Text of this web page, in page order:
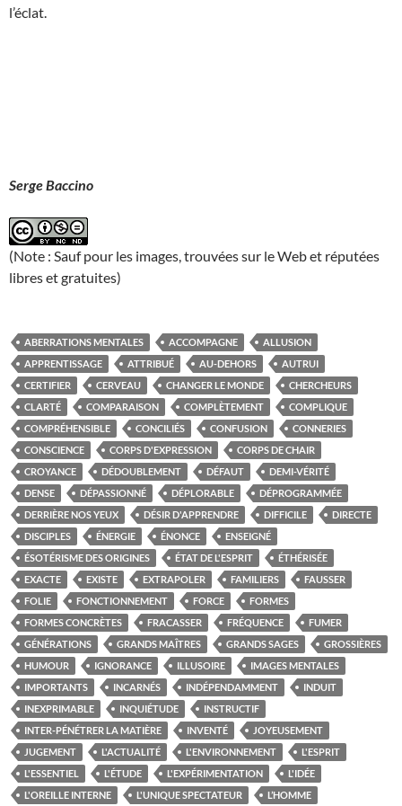
l’éclat.
Serge Baccino
(Note : Sauf pour les images, trouvées sur le Web et réputées
libres et gratuites)
ABERRATIONS MENTALES ACCOMPAGNE
ALLUSION
APPRENTISSAGE
ATTRIBUÉ AU-DEHORS
AUTRUI
CERTIFIER
CERVEAU CHANGER LE MONDE
CHERCHEURS
CLARTÉ
COMPARAISON COMPLÈTEMENT
COMPLIQUE
COMPRÉHENSIBLE
CONCILIÉS CONFUSION
CONNERIES
CONSCIENCE
CORPS D'EXPRESSION
CORPS DE CHAIR
CROYANCE
DÉDOUBLEMENT DÉFAUT
DEMI-VÉRITÉ
DENSE
DÉPASSIONNÉ DÉPLORABLE
DÉPROGRAMMÉE
DERRIÈRE NOS YEUX
DÉSIR D'APPRENDRE DIFFICILE
DIRECTE
DISCIPLES
ÉNERGIE ÉNONCE
ENSEIGNÉ
ÉSOTÉRISME DES ORIGINES
ÉTAT DE L'ESPRIT
ÉTHÉRISÉE
EXACTE
EXISTE EXTRAPOLER FAMILIERS
FAUSSER
FOLIE
FONCTIONNEMENT FORCE
FORMES
FORMES CONCRÈTES
FRACASSER FRÉQUENCE
FUMER
GÉNÉRATIONS
GRANDS MAÎTRES GRANDS SAGES
GROSSIÈRES
HUMOUR
IGNORANCE ILLUSOIRE
IMAGES MENTALES
IMPORTANTS
INCARNÉS INDÉPENDAMMENT
INDUIT
INEXPRIMABLE
INQUIÉTUDE
INSTRUCTIF
INTER-PÉNÉTRER LA MATIÈRE
INVENTÉ
JOYEUSEMENT
JUGEMENT
L'ACTUALITÉ L'ENVIRONNEMENT
L'ESPRIT
L'ESSENTIEL
L'ÉTUDE L'EXPÉRIMENTATION
L'IDÉE
L'OREILLE INTERNE
L'UNIQUE SPECTATEUR L’HOMME